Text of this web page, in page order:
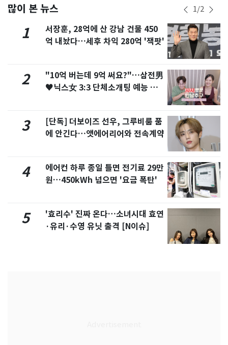
많이 본 뉴스 1/2
1
서장훈, 28억에 산 강남 건물 450
억 내놨다…세후 차익 280억 '잭팟'
2
"10억 버는데 9억 써요?"…삼전男
♥닉스女 3:3 단체소개팅 예능 화
3
[단독] 더보이즈 선우, 그루비룸 품
에 안긴다…앳에어리어와 전속계약
4
에어컨 하루 종일 틀면 전기료 29만
원…450kWh 넘으면 '요금 폭탄'
5
'효리수' 진짜 온다…소녀시대 효연
·유리·수영 유닛 출격 [N이슈]